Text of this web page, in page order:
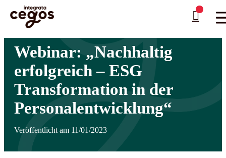
Skip to main content
Sie sind hier:Startseite
Webinar:
„Nachhaltig erfolgreich – ESG Transformation in der Personalentwicklung“
Webinar: „Nachhaltig
erfolgreich – ESG
Transformation in der
Personalentwicklung“
Veröffentlicht am 11/01/2023